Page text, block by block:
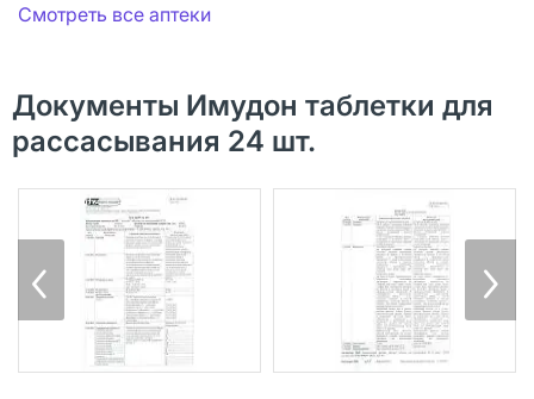
Смотреть все аптеки
Документы Имудон таблетки для
рассасывания 24 шт.